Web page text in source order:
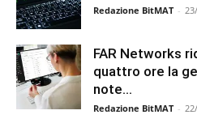
Redazione BitMAT -
FAR Networks
quattro ore la
note...
Redazione BitMAT -